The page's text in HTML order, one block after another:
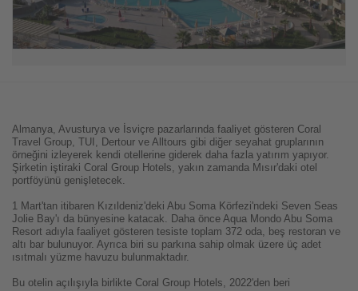
Almanya, Avusturya ve İsviçre pazarlarında faaliyet gösteren Coral
Travel Group, TUI, Dertour ve Alltours gibi diğer seyahat gruplarının
örneğini izleyerek kendi otellerine giderek daha fazla yatırım yapıyor.
Şirketin iştiraki Coral Group Hotels, yakın zamanda Mısır'daki otel
portföyünü genişletecek.
1 Mart'tan itibaren Kızıldeniz'deki Abu Soma Körfezi'ndeki Seven Seas
Jolie Bay'ı da bünyesine katacak. Daha önce Aqua Mondo Abu Soma
Resort adıyla faaliyet gösteren tesiste toplam 372 oda, beş restoran ve
altı bar bulunuyor. Ayrıca biri su parkına sahip olmak üzere üç adet
ısıtmalı yüzme havuzu bulunmaktadır.
Bu otelin açılışıyla birlikte Coral Group Hotels, 2022'den beri